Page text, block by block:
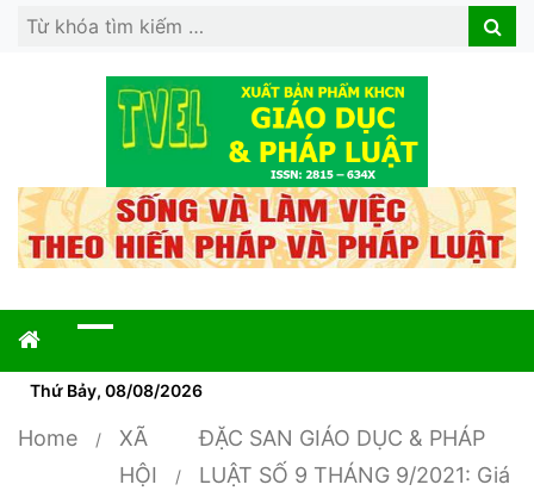
Search
Search
Thứ Bảy, 08/08/2026
Home
XÃ
HỘI
ĐẶC SAN GIÁO DỤC & PHÁP
LUẬT SỐ 9 THÁNG 9/2021: Giá